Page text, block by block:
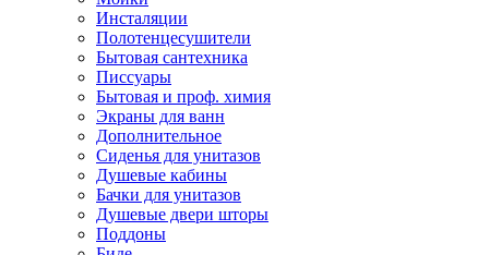
Инсталяции
Полотенцесушители
Бытовая сантехника
Писсуары
Бытовая и проф. химия
Экраны для ванн
Дополнительное
Сиденья для унитазов
Душевые кабины
Бачки для унитазов
Душевые двери шторы
Поддоны